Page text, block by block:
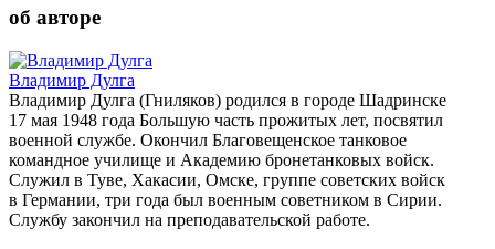
об авторе
Владимир Дулга
Владимир Дулга (Гниляков) родился в городе Шадринске
17 мая 1948 года Большую часть прожитых лет, посвятил
военной службе. Окончил Благовещенское танковое
командное училище и Академию бронетанковых войск.
Служил в Туве, Хакасии, Омске, группе советских войск
в Германии, три года был военным советником в Сирии.
Службу закончил на преподавательской работе.